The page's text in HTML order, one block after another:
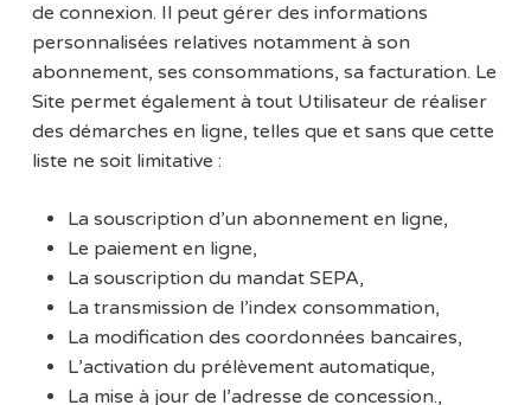
de connexion. Il peut gérer des informations
personnalisées relatives notamment à son
abonnement, ses consommations, sa facturation. Le
Site permet également à tout Utilisateur de réaliser
des démarches en ligne, telles que et sans que cette
liste ne soit limitative :
La souscription d’un abonnement en ligne,
Le paiement en ligne,
La souscription du mandat SEPA,
La transmission de l’index consommation,
La modification des coordonnées bancaires,
L’activation du prélèvement automatique,
La mise à jour de l’adresse de concession.,